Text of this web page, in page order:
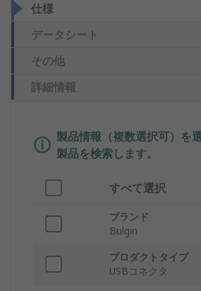
仕様
データシート
その他
詳細情報
製品情報（複数選択可）を
製品を検索します。
すべて選択
ブランド
Bulgin
プロダクトタイプ
USBコネクタ